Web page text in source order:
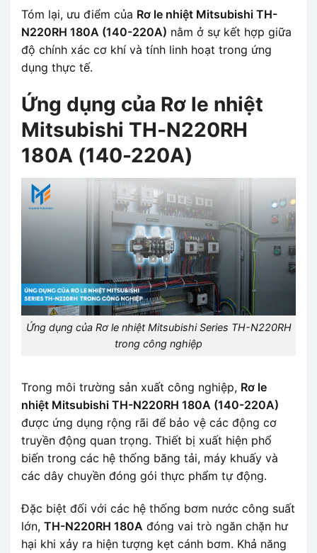
Tóm lại, ưu điểm của Rơ le nhiệt Mitsubishi TH-
N220RH 180A (140-220A) nằm ở sự kết hợp giữa
độ chính xác cơ khí và tính linh hoạt trong ứng
dụng thực tế.
Ứng dụng của Rơ le nhiệt
Mitsubishi TH-N220RH
180A (140-220A)
Ứng dụng của Rơ le nhiệt Mitsubishi Series TH-N220RH
trong công nghiệp
Trong môi trường sản xuất công nghiệp, Rơ le
nhiệt Mitsubishi TH-N220RH 180A (140-220A)
được ứng dụng rộng rãi để bảo vệ các động cơ
truyền động quan trọng. Thiết bị xuất hiện phổ
biến trong các hệ thống băng tải, máy khuấy và
các dây chuyền đóng gói thực phẩm tự động.
Đặc biệt đối với các hệ thống bơm nước công suất
lớn, TH-N220RH 180A đóng vai trò ngăn chặn hư
hại khi xảy ra hiện tượng kẹt cánh bơm. Khả năng